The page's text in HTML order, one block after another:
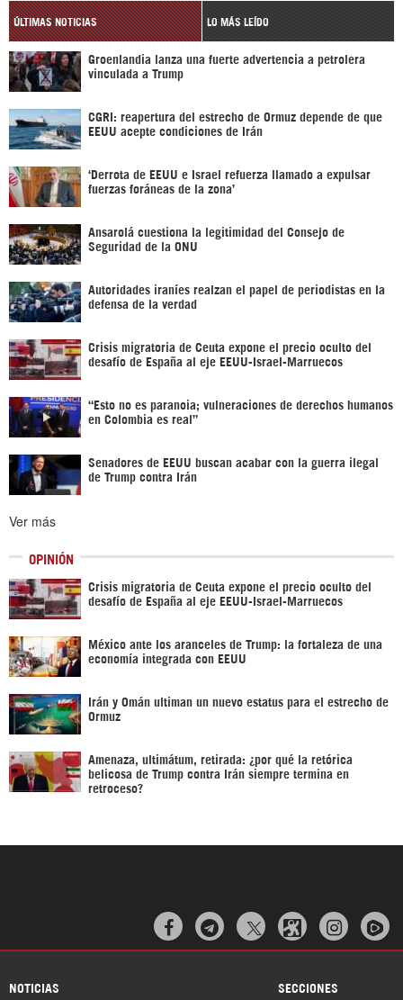
ÚLTIMAS NOTICIAS LO MÁS LEÍDO
Groenlandia lanza una fuerte advertencia a petrolera
vinculada a Trump
CGRI: reapertura del estrecho de Ormuz depende de que
EEUU acepte condiciones de Irán
‘Derrota de EEUU e Israel refuerza llamado a expulsar
fuerzas foráneas de la zona’
Ansarolá cuestiona la legitimidad del Consejo de
Seguridad de la ONU
Autoridades iraníes realzan el papel de periodistas en la
defensa de la verdad
Crisis migratoria de Ceuta expone el precio oculto del
desafío de España al eje EEUU-Israel-Marruecos
“Esto no es paranoia; vulneraciones de derechos humanos
en Colombia es real”
Senadores de EEUU buscan acabar con la guerra ilegal
de Trump contra Irán
Ver más
OPINIÓN
Crisis migratoria de Ceuta expone el precio oculto del
desafío de España al eje EEUU-Israel-Marruecos
México ante los aranceles de Trump: la fortaleza de una
economía integrada con EEUU
Irán y Omán ultiman un nuevo estatus para el estrecho de
Ormuz
Amenaza, ultimátum, retirada: ¿por qué la retórica
belicosa de Trump contra Irán siempre termina en
retroceso?
  
NOTICIAS SECCIONES